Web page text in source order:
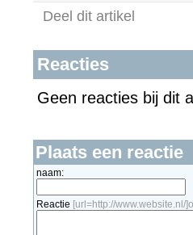
Deel dit artikel
Reacties
Geen reacties bij dit
Plaats een reactie
naam:
Reactie [url=http://www.website.nl/